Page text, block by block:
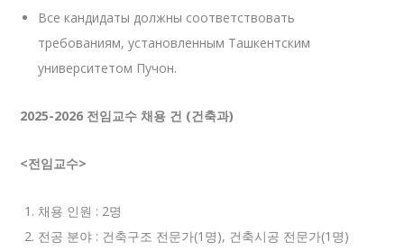
Все кандидаты должны соответствовать
требованиям, установленным Ташкентским
университетом Пучон.
2025-2026 전임교수 채용 건 (건축과)
<전임교수>
채용 인원 : 2명
전공 분야 : 건축구조 전문가(1명), 건축시공 전문가(1명)